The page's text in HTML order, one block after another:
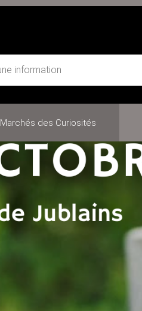
Marchés des Curiosités